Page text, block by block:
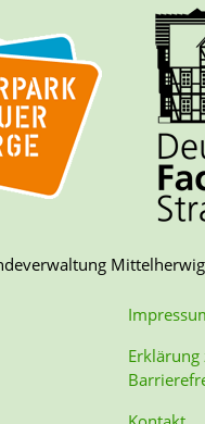
Erklärung